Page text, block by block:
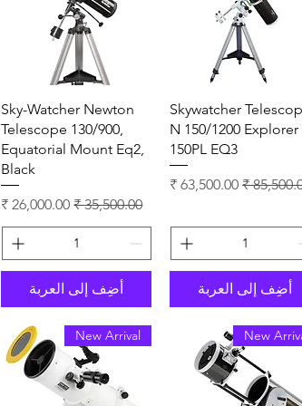
العرض السريعSkywatcher
N 150/1200 Explorer
150PL EQ3
عادي
سعر البيع
أضِف إلى العربة
العرض السريع
Sky-Watcher Newton
Telescope 130/900,
Equatorial Mount Eq2,
Black
سعر عادي‏35,500.00 ₹ سعر البيع
أضِف إلى العربة
New
New Arrival